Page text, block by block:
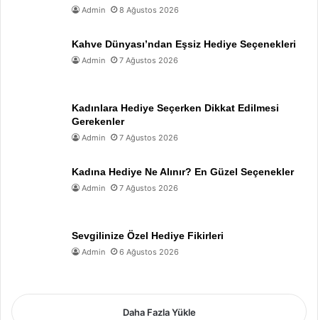
Admin 8 Ağustos 2026
Kahve Dünyası’ndan Eşsiz Hediye Seçenekleri
Admin 7 Ağustos 2026
Kadınlara Hediye Seçerken Dikkat Edilmesi
Gerekenler
Admin 7 Ağustos 2026
Kadına Hediye Ne Alınır? En Güzel Seçenekler
Admin 7 Ağustos 2026
Sevgilinize Özel Hediye Fikirleri
Admin 6 Ağustos 2026
Daha Fazla Yükle